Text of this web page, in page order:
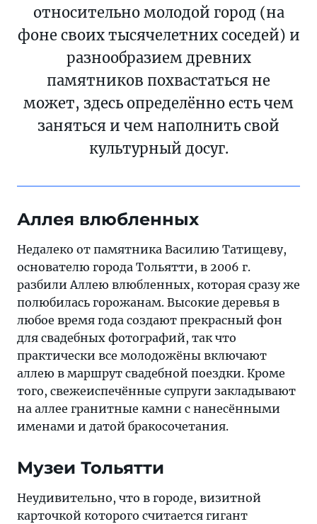
относительно молодой город (на
фоне своих тысячелетних соседей) и
разнообразием древних
памятников похвастаться не
может, здесь определённо есть чем
заняться и чем наполнить свой
культурный досуг.
Аллея влюбленных
Недалеко от памятника Василию Татищеву,
основателю города Тольятти, в 2006 г.
разбили Аллею влюбленных, которая сразу же
полюбилась горожанам. Высокие деревья в
любое время года создают прекрасный фон
для свадебных фотографий, так что
практически все молодожёны включают
аллею в маршрут свадебной поездки. Кроме
того, свежеиспечённые супруги закладывают
на аллее гранитные камни с нанесёнными
именами и датой бракосочетания.
Музеи Тольятти
Неудивительно, что в городе, визитной
карточкой которого считается гигант